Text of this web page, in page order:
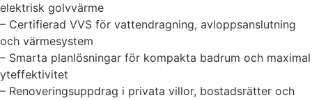
elektrisk golvvärme
– Certifierad VVS för vattendragning, avloppsanslutning
och värmesystem
– Smarta planlösningar för kompakta badrum och maximal
yteffektivitet
– Renoveringsuppdrag i privata villor, bostadsrätter och